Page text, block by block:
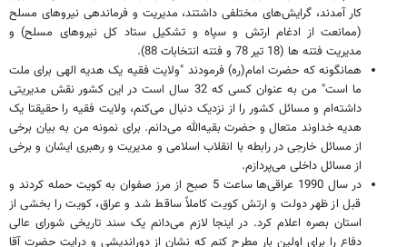
کار آمدند، گرایش‌های مختلفی داشتند، مدیریت و فرماندهی نیروهای مسلح
(ممانعت از ادغام ارتش و سپاه و تشکیل ستاد کل نیروهای مسلح) و
مدیریت فتنه ها (18 تیر 78 و فتنه انتخابات 88).
همانگونه که حضرت امام(ره) فرمودند "ولایت فقیه یک هدیه الهی برای ملت
ما است" من به عنوان کسی که 32 سال است در این کشور نقش مدیریتی
داشته‌ام و مسائل کشور را از نزدیک دنبال می‌کنم، ولایت فقیه را حقیقتا یک
هدیه خداوند متعال و حضرت بقیه‌الله می‌دانم. برای نمونه من به بیان برخی
از مسائل خارجی در رابطه با انقلاب اسلامی و مدیریت و رهبری ایشان و برخی
از مسائل داخلی می‌پردازم.
در سال 1990 عراقی‌ها ساعت 5 صبح از مرز صفوان به کویت حمله کردند و
قبل از ظهر دولت و ارتش کویت کاملاً ساقط شد و عراق، کویت را بخشی از
استان بصره اعلام کرد. در اینجا لازم می‌دانم یک سند تاریخی شورای عالی
دفاع را برای اولین بار مطرح کنم که نشان از دوراندیشی و درایت حضرت آقا